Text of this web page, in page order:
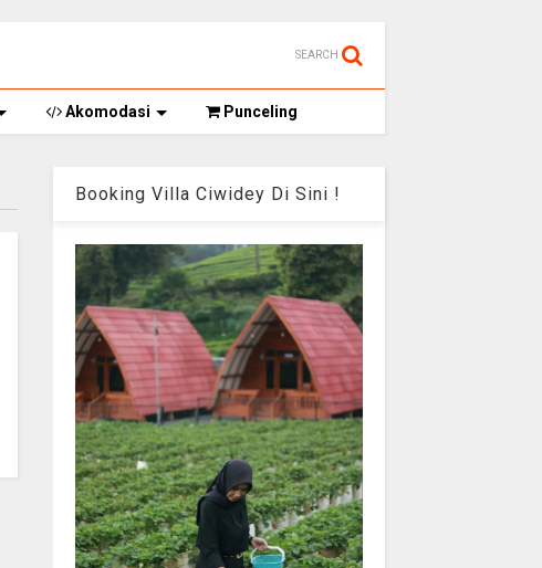
SEARCH
Akomodasi Punceling
Booking Villa Ciwidey Di Sini !